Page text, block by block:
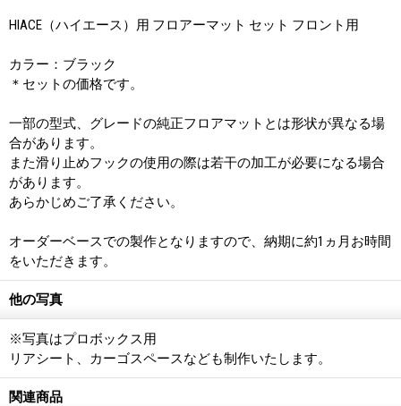
HIACE（ハイエース）用 フロアーマット セット フロント用
カラー：ブラック
＊セットの価格です。
一部の型式、グレードの純正フロアマットとは形状が異なる場
合があります。
また滑り止めフックの使用の際は若干の加工が必要になる場合
があります。
あらかじめご了承ください。
オーダーベースでの製作となりますので、納期に約1ヵ月お時間
をいただきます。
他の写真
※写真はプロボックス用
リアシート、カーゴスペースなども制作いたします。
関連商品